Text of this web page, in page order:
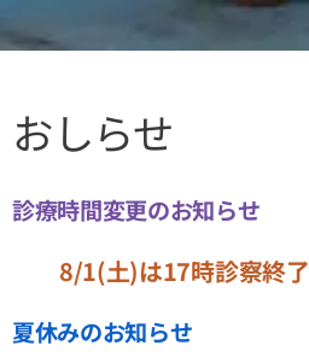
おしらせ
診療時間変更のお知らせ
8/1(土)は17時診察終了
夏休みのお知らせ